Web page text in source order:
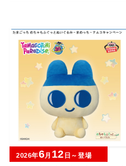
2026年6月 12 日～登場